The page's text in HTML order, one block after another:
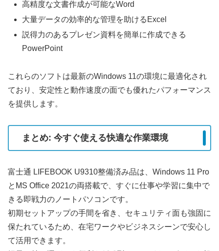
高精度な文書作成が可能なWord
大量データの効率的な管理を助けるExcel
説得力のあるプレゼン資料を簡単に作成できる
PowerPoint
これらのソフトは最新のWindows 11の環境に最適化され
ており、安定性と動作速度の面でも優れたパフォーマンス
を提供します。
まとめ: 今すぐ使える快適な作業環境
富士通 LIFEBOOK U9310整備済み品は、Windows 11 Pro
とMS Office 2021の両搭載で、すぐに仕事や学習に集中で
きる即戦力のノートパソコンです。
初期セットアップの手間を省き、セキュリティ面も強固に
保たれているため、在宅ワークやビジネスシーンで安心し
て活用できます。